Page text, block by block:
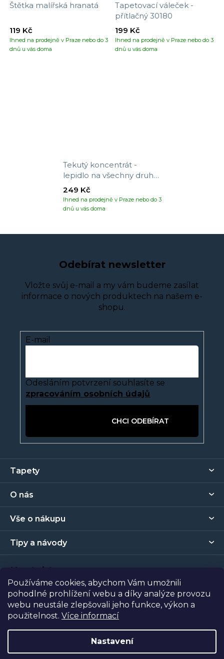
Používáme cookies, abychom Vám umožnili
pohodlné prohlížení webu a díky analýze provozu
webu neustále zlepšovali jeho funkce, výkon a
použitelnost. Více informací
Nastavení
Štětka malířská hranatá
Ihned na prodejně v Praze nebo do 3
dnů u vás doma
119 Kč
Tapetovací váleček -
přítlačný 30180
Ihned na prodejně v Praze nebo do 3
dnů u vás doma
199 Kč
Tekutý koncentrát -
lepidlo na všechny druhy
tapet
Ihned na prodejně v Praze nebo do 3
dnů u vás doma
249 Kč
Odebírat newsletter
Vložte svůj e-mail a my vám budeme zasílat
informace o nových produktech na našem e-
shopu.
E-mail
Odesláním potvrzení souhlasíte se
zpracováním osobních údajů
a
í
Tapety
O nás
Vše o nákupu
Tipy a návody
Kontakt
Prodejna
Vytvořil Shoptet| NakódovalShopcode
Copyright 2026Tapety Metro Florenc. Všechna práva
vyhrazena.